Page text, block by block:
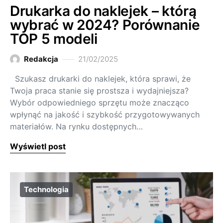
Drukarka do naklejek – którą
wybrać w 2024? Porównanie
TOP 5 modeli
Redakcja 21/02/2025
Szukasz drukarki do naklejek, która sprawi, że
Twoja praca stanie się prostsza i wydajniejsza?
Wybór odpowiedniego sprzętu może znacząco
wpłynąć na jakość i szybkość przygotowywanych
materiałów. Na rynku dostępnych…
Wyświetl post
Technologia